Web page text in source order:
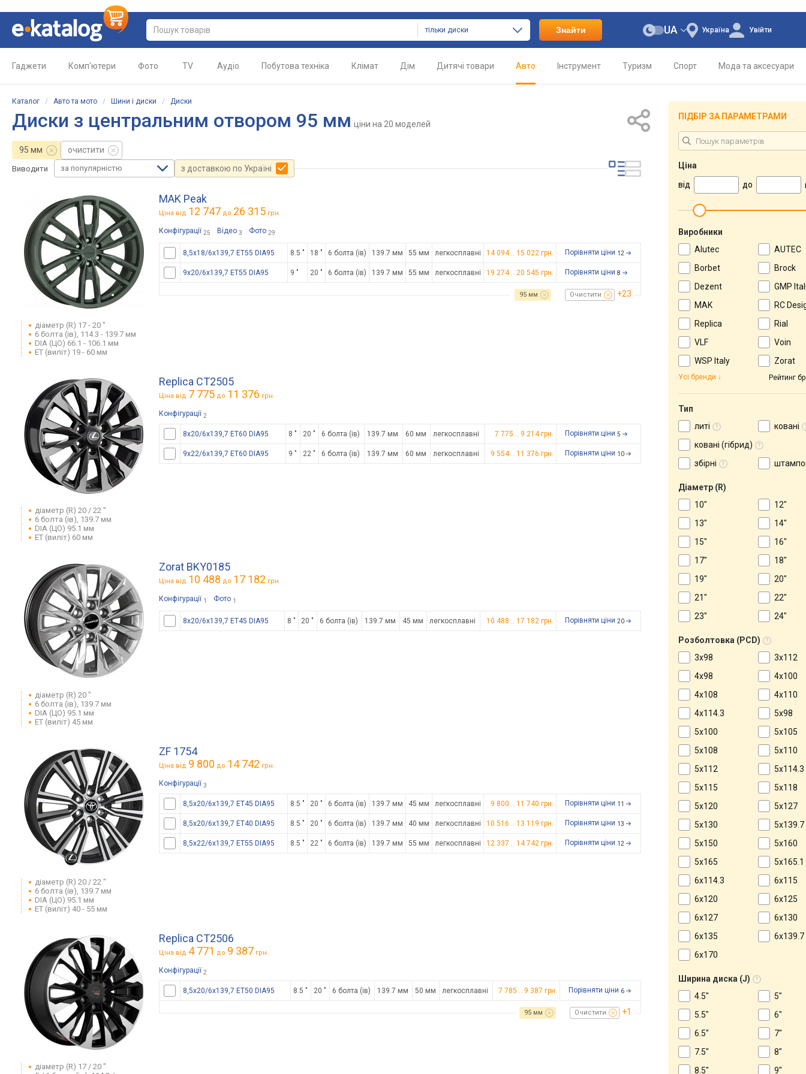
тільки диски Знайти Україна
UA Увійти
Гаджети Комп'ютери Фото TV Аудіо Побутова техніка Клімат Дім Дитячі товари Авто Інструмент Туризм Спорт Мода та аксесуари
Каталог / Авто та мото / Шини і диски / Диски
Диски з центральним отвором 95 мм ціни на 20 моделей
95 мм очистити
Виводити за популярністю з доставкою по Україні
діаметр (R) 17 - 20 "
6 болта (ів), 114.3 - 139.7 мм
DIA (ЦО) 66.1 - 106.1 мм
ET (виліт) 19 - 60 мм
MAK Peak
Ціна від 12 747 до 26 315 грн.
Конфігурації 25 Відео 3 Фото 29
8,5x18/6x139,7 ET55 DIA95 8.5 " 18 " 6 болта (ів) 139.7 мм 55 мм легкосплавні 14 094 .. 15 022 грн. Порівняти ціни 12
9x20/6x139,7 ET55 DIA95 9 " 20 " 6 болта (ів) 139.7 мм 55 мм легкосплавні 19 274 .. 20 545 грн. Порівняти ціни 8
95 мм Очистити +23
діаметр (R) 20 / 22 "
6 болта (ів), 139.7 мм
DIA (ЦО) 95.1 мм
ET (виліт) 60 мм
Replica CT2505
Ціна від 7 775 до 11 376 грн.
Конфігурації 2
8x20/6x139,7 ET60 DIA95 8 " 20 " 6 болта (ів) 139.7 мм 60 мм легкосплавні 7 775 .. 9 214грн. Порівняти ціни 5
9x22/6x139,7 ET60 DIA95 9 " 22 " 6 болта (ів) 139.7 мм 60 мм легкосплавні 9 554 .. 11 376 грн. Порівняти ціни 10
діаметр (R) 20 "
6 болта (ів), 139.7 мм
DIA (ЦО) 95.1 мм
ET (виліт) 45 мм
Zorat BKY0185
Ціна від 10 488 до 17 182 грн.
Конфігурації 1 Фото 1
8x20/6x139,7 ET45 DIA95 8 " 20 " 6 болта (ів) 139.7 мм 45 мм легкосплавні 10 488 .. 17 182 грн. Порівняти ціни 20
діаметр (R) 20 / 22 "
6 болта (ів), 139.7 мм
DIA (ЦО) 95.1 мм
ET (виліт) 40 - 55 мм
ZF 1754
Ціна від 9 800 до 14 742 грн.
Конфігурації 3
8,5x20/6x139,7 ET45 DIA95 8.5 " 20 " 6 болта (ів) 139.7 мм 45 мм легкосплавні 9 800 .. 11 740 грн. Порівняти ціни 11
8,5x20/6x139,7 ET40 DIA95 8.5 " 20 " 6 болта (ів) 139.7 мм 40 мм легкосплавні 10 516 .. 13 119 грн. Порівняти ціни 13
8,5x22/6x139,7 ET55 DIA95 8.5 " 22 " 6 болта (ів) 139.7 мм 55 мм легкосплавні 12 337 .. 14 742 грн. Порівняти ціни 12
діаметр (R) 17 / 20 "
Replica CT2506
Ціна від 4 771 до 9 387 грн.
Конфігурації 2
8,5x20/6x139,7 ET50 DIA95 8.5 " 20 " 6 болта (ів) 139.7 мм 50 мм легкосплавні 7 785 .. 9 387 грн. Порівняти ціни 6
95 мм Очистити +1
ПІДБІР ЗА ПАРАМЕТРАМИ
Ціна
від
до
Виробники
Alutec
AUTEC
Borbet
Brock
Dezent
GMP
MAK
RC
Replica
Rial
VLF
Voin
WSP Italy
Zorat
Рейтинг
Усі бренди
Тип
литі
ковані
ковані (гібрид)
збірні
Діаметр (R)
10"
12"
13"
14"
15"
16"
17"
18"
19"
20"
21"
22"
23"
24"
Розболтовка (PCD)
3x98
3x112
4x98
4x100
4x108
4x110
4x114.3
5x98
5x100
5x105
5x108
5x110
5x112
5x114.3
5x115
5x118
5x120
5x127
5x130
5x139.7
5x150
5x160
5x165
5x165.1
6x114.3
6x115
6x120
6x125
6x127
6x130
6x135
6x139.7
6x170
Ширина диска (J)
4.5"
5"
5.5"
6"
6.5"
7"
7.5"
8"
8.5"
9"